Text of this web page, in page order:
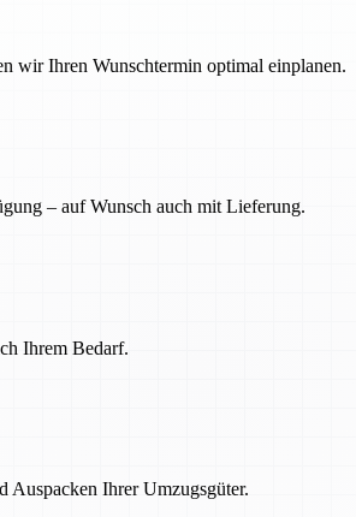
wir Ihren Wunschtermin optimal einplanen.
– auf Wunsch auch mit Lieferung.
Ihrem Bedarf.
Auspacken Ihrer Umzugsgüter.